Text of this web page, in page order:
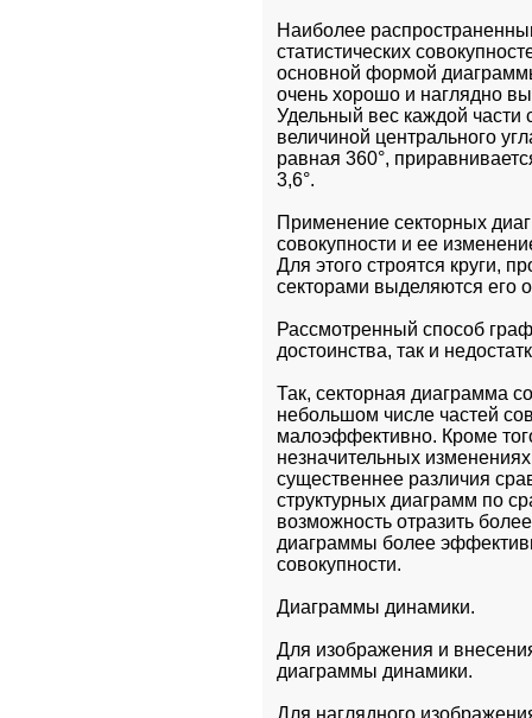
Наиболее
статистических
основной формой
очень хорошо и наглядно
Удельный вес каждой части
величиной центрального
равная 360°,
3,6°.
Применение секторных
совокупности и ее
Для этого строятся круги,
секторами выделяются его
Рассмотренный способ
достоинства, так и
Так, секторная диаграмма
небольшом числе частей
малоэффективно. Кроме
незначительных
существеннее различия
структурных диаграмм по
возможность отразить
диаграммы более
совокупности.
Диаграммы динамики.
Для изображения и
диаграммы динамики.